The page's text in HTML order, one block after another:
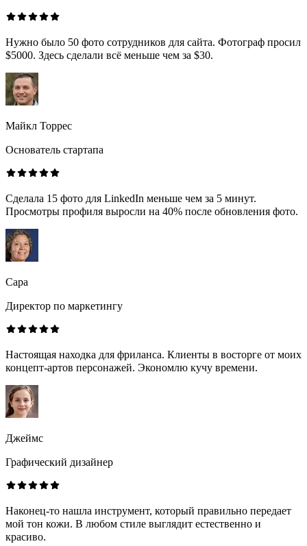
Нужно было 50 фото сотрудников для сайта. Фотограф просил
$5000. Здесь сделали всё меньше чем за $30.
Майкл Торрес
Основатель стартапа
Сделала 15 фото для LinkedIn меньше чем за 5 минут.
Просмотры профиля выросли на 40% после обновления фото.
Сара
Директор по маркетингу
Настоящая находка для фриланса. Клиенты в восторге от моих
концепт-артов персонажей. Экономлю кучу времени.
Джеймс
Графический дизайнер
Наконец-то нашла инструмент, который правильно передает
мой тон кожи. В любом стиле выглядит естественно и
красиво.